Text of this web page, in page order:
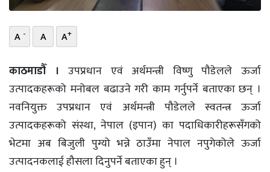
खोज
प्रोफाइल
ऊर्जा
विशेष
A - A A+
काठमाडौँ । उपप्रधान एवं अर्थमन्त्री विष्णु पौडेलले ऊर्जा
उत्पादकहरूको मनोबल बढाउने गरी काम गर्नुपर्ने बताएका छन् ।
नवनियुक्त उपप्रधान एवं अर्थमन्त्री पौडेलले स्वतन्त्र ऊर्जा
उत्पादकहरूको संस्था, नेपाल (इपान) का पदाधिकारीहरूसँगको
भेटमा अब बिजुली पुग्यो भन्ने ठाउँमा नेपाल नपुगेकोले ऊर्जा
उत्पादनकलाई हौसला दिनुपर्ने बताएका हुन् ।